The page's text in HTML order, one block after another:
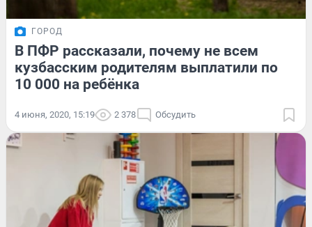
ГОРОД
В ПФР рассказали, почему не всем
кузбасским родителям выплатили по
10 000 на ребёнка
4 июня, 2020, 15:19 2 378 Обсудить